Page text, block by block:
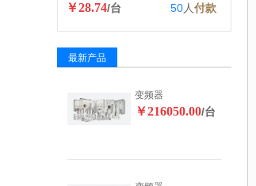
￥28.74/台 50人付款
最新产品
变频器
￥216050.00/台